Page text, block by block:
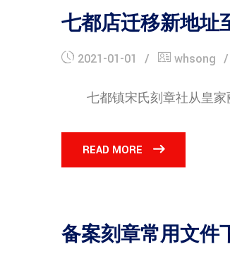
七都店迁移新地址
2021-01-01 whsong
七都镇宋氏刻章社从皇家
READ MORE
备案刻章常用文件